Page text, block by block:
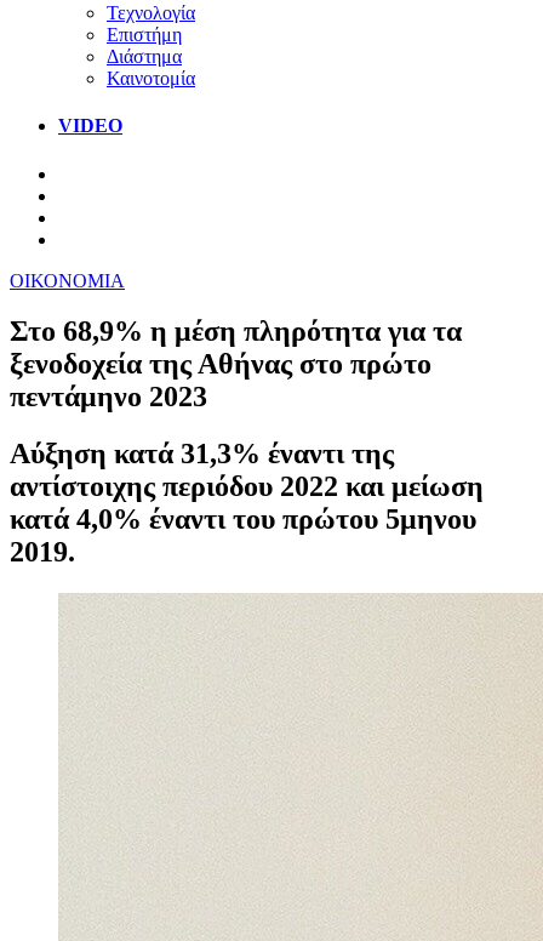
Τεχνολογία
Επιστήμη
Διάστημα
Καινοτομία
VIDEO
ΟΙΚΟΝΟΜΙΑ
Στο 68,9% η μέση πληρότητα για τα
ξενοδοχεία της Αθήνας στο πρώτο
πεντάμηνο 2023
Αύξηση κατά 31,3% έναντι της
αντίστοιχης περιόδου 2022 και μείωση
κατά 4,0% έναντι του πρώτου 5μηνου
2019.